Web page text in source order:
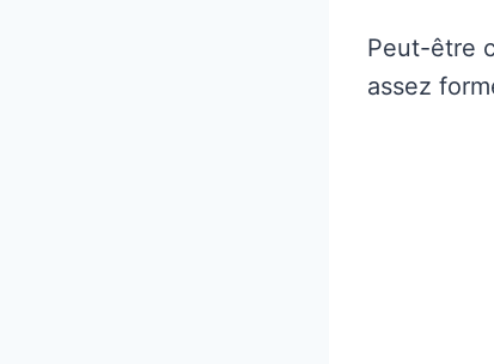
Peut-être
assez